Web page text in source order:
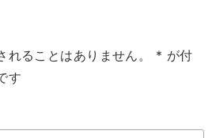
ることはありません。 * が付
す